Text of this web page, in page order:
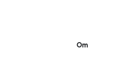
Om
Följ oss